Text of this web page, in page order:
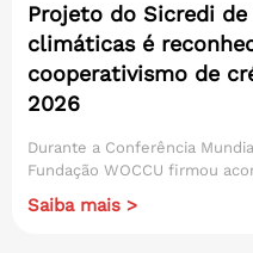
Projeto do Sicredi
climáticas é
cooperativismo de
2026
Durante a Conferência
Fundação WOCCU firmou
Saiba mais >